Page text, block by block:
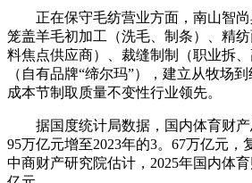
正在保守毛纺营业方面，南山智尚
笼盖羊毛初加工（洗毛、制条）、精
料焦点供应商）、裁缝制制（职业拆
（自有品牌“缔尔玛”），建立从牧场
成本节制取质量不变性行业领先。
据国度统计局数据，国内体育财产
95万亿元增至2023年的3。67万亿元，
中商财产研究院估计，2025年国内体